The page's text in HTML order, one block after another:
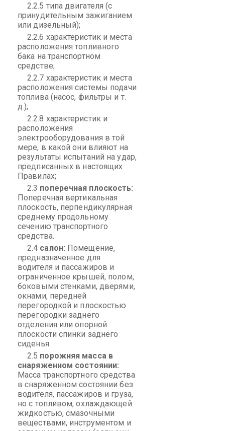
2.2.5 типа двигателя (с
принудительным зажиганием
или дизельный);
2.2.6 характеристик и места
расположения топливного
бака на транспортном
средстве;
2.2.7 характеристик и места
расположения системы подачи
топлива (насос, фильтры и т.
д.);
2.2.8 характеристик и
расположения
электрооборудования в той
мере, в какой они влияют на
результаты испытаний на удар,
предписанных в настоящих
Правилах;
2.3 поперечная плоскость:
Поперечная вертикальная
плоскость, перпендикулярная
среднему продольному
сечению транспортного
средства.
2.4 салон: Помещение,
предназначенное для
водителя и пассажиров и
ограниченное крышей, полом,
боковыми стенками, дверями,
окнами, передней
перегородкой и плоскостью
перегородки заднего
отделения или опорной
плоскости спинки заднего
сиденья.
2.5 порожняя масса в
снаряженном состоянии:
Масса транспортного средства
в снаряженном состоянии без
водителя, пассажиров и груза,
но с топливом, охлаждающей
жидкостью, смазочными
веществами, инструментом и